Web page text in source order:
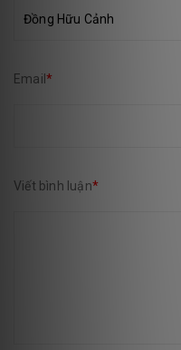
Email *
Viết bình luận*